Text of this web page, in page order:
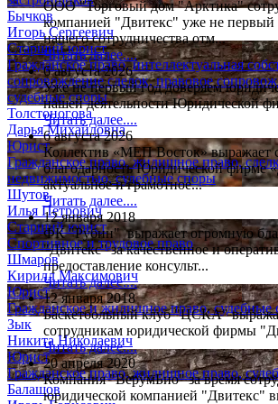
Бычков
Игорь Сергеевич
Старший юрист
Гражданское право, интеллектуальная
сопровождение сделок, правовое
судебные споры
Толстоногова
Дарья Михайловна
Юрист
Гражданское право, жилищное право,
недвижимостью, судебные споры
Шутов
Илья Петрович
Старший юрист
Спортивное и трудовое право
Шмаров
Кирилл Максимович
Юрист
Гражданское и жилищное право, судебные
Зык
Никита Николаевич
Юрист
Гражданское право, жилищное право,
Балашов
ООО "Торговый дом "Арктика"
компанией "Двитекс" уже не первый
нашего сотрудничества отм...
Читать далее....
6 августа 2026
Уже не первый год доверяем
нашей деятельности Юридической
Читать далее....
6 августа 2026
Коллектив «МЕП Восток» выражает
благодарность Юридической фирме
актуальное и грамотное...
Читать далее....
12 января 2018
ФК "Рубин" выражает огромную
"Двитекс" за качественное и
предоставление консульт...
Читать далее....
12 января 2018
Баскетбольный клуб "ЦСКА"
сотрудникам юридической фирмы
Читать далее....
20 апреля 2020
Компания "ВерумБио" за время
юридической компанией "Двитекс"